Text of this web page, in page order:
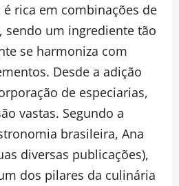
rica em combinações de
sendo um ingrediente tão
se harmoniza com
Desde a adição
de especiarias,
vastas. Segundo a
brasileira, Ana
diversas publicações),
dos pilares da culinária